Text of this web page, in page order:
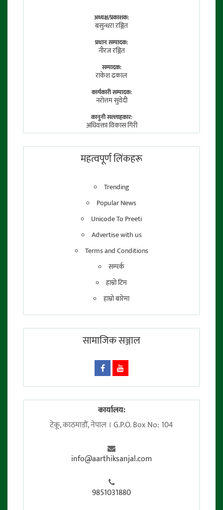
अध्यक्ष/प्रकाशक:
बसुन्धरा रञ्जित
प्रधान सम्पादक:
नीरज रञ्जित
सम्पादक:
राकेश ढकाल
कार्यकारी सम्पादक:
नराेत्तम सुवेदी
कानुनी सल्लाहकार:
अधिवक्ता विकास गिरी
तेजेन्द्र श्रेष्ठ
महत्वपूर्ण लिंकहरू
Trending
Popular News
Unicode To Preeti
Advertise with us
Terms and Conditions
सम्पर्क
हाम्रो टिम
हाम्रो बारेमा
सामाजिक सञ्जाल
कार्यालय:
टेकू, काठमाडाैं, नेपाल । G.P.O. Box No: 104
info@aarthiksanjal.com
9851031880